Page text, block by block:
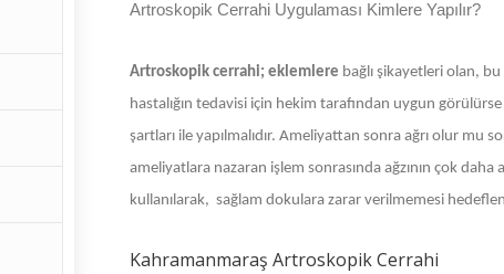
Artroskopik Cerrahi Uygulaması Kimlere Yapılır?
Artroskopik cerrahi; eklemlere bağlı şikayetleri olan,
hastalığın tedavisi için hekim tarafından uygun
şartları ile yapılmalıdır. Ameliyattan sonra ağrı olur
ameliyatlara nazaran işlem sonrasında ağzının çok
kullanılarak, sağlam dokulara zarar verilmemesi
Kahramanmaraş Artroskopik Cerrahi